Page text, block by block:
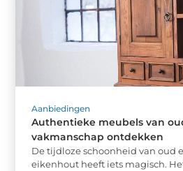
Aanbiedingen
Authentieke meubels van
vakmanschap ontdekken
De tijdloze schoonheid van oud
eikenhout heeft iets magisch.